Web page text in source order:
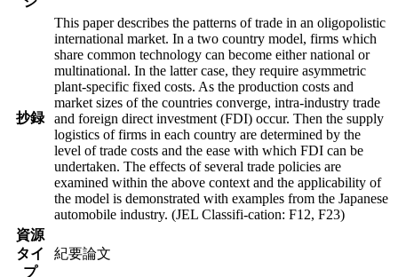
抄録
This paper describes the patterns of trade in an oligopolistic
international market. In a two country model, firms which
share common technology can become either national or
multinational. In the latter case, they require asymmetric
plant-specific fixed costs. As the production costs and
market sizes of the countries converge, intra-industry trade
and foreign direct investment (FDI) occur. Then the supply
logistics of firms in each country are determined by the
level of trade costs and the ease with which FDI can be
undertaken. The effects of several trade policies are
examined within the above context and the applicability of
the model is demonstrated with examples from the Japanese
automobile industry. (JEL Classifi-cation: F12, F23)
資源
タイ
プ
紀要論文